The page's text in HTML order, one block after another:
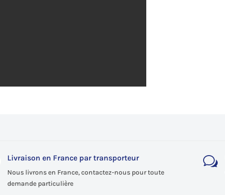
Livraison en France par transporteur
Nous livrons en France, contactez-nous pour toute
demande particulière
w